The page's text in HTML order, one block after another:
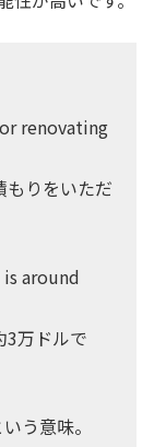
renovating
もりをいただ
around
3万ドルで
う意味。